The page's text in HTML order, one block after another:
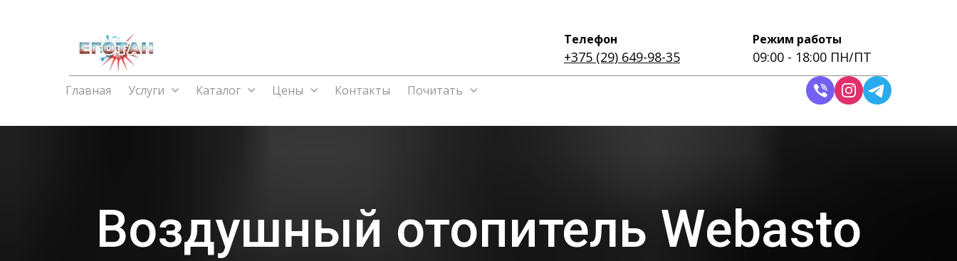
Телефон
+375 (29) 649-98-35
Режим работы
09:00 - 18:00 ПН/ПТ
Главная Услуги Каталог Цены Контакты Почитать
Воздушный отопитель Webasto